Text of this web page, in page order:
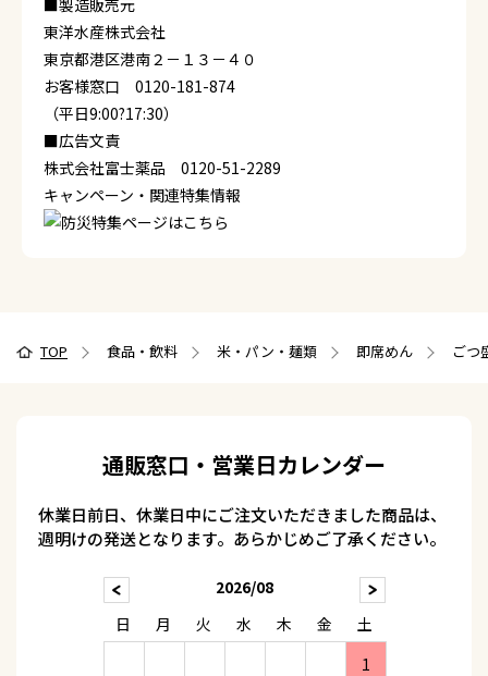
■製造販売元
東洋水産株式会社
東京都港区港南２－１３－４０
お客様窓口 0120-181-874
（平日9:00?17:30）
■広告文責
株式会社富士薬品 0120-51-2289
キャンペーン・関連特集情報
TOP 食品・飲料 米・パン・麺類 即席めん ごつ
通販窓口・営業日カレンダー
休業日前日、休業日中にご注文いただきました商品は、
週明けの発送となります。あらかじめご了承ください。
2026/08
日
月 火 水 木 金
土
1